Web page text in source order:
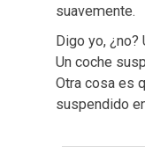
suavemente.
Digo yo,
Un coche
Otra cosa es
suspendido